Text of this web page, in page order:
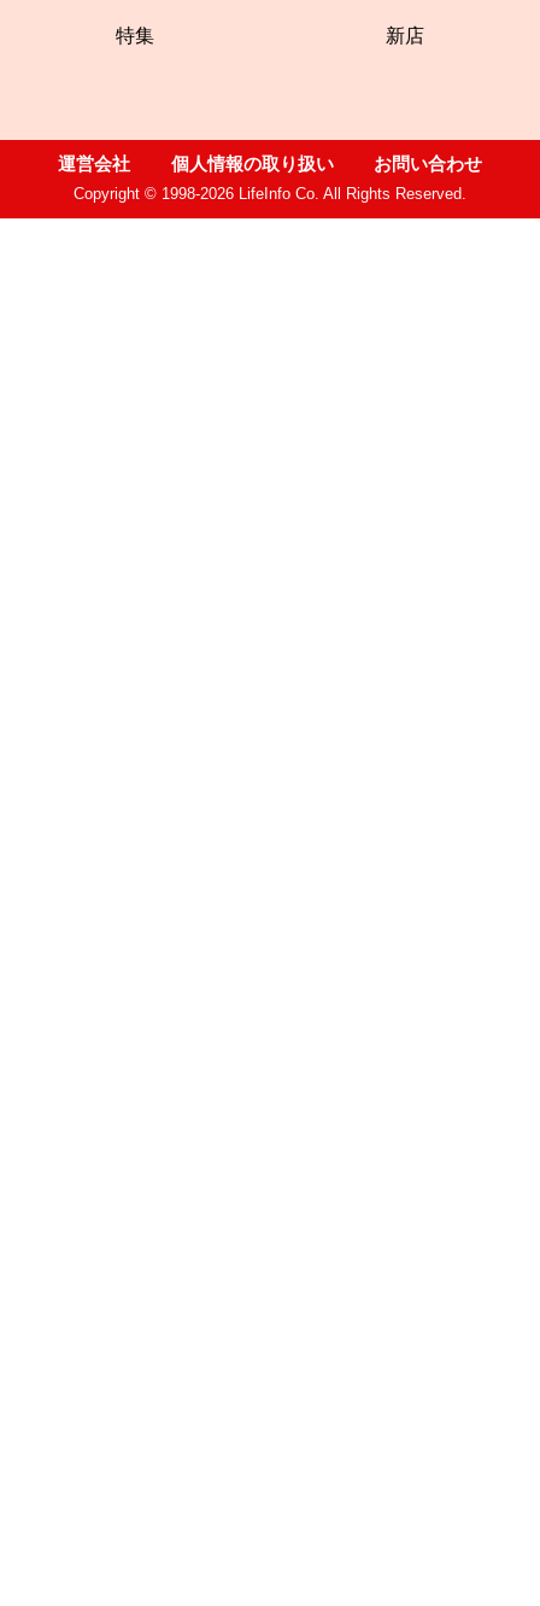
特集 新店
運営会社 個人情報の取り扱い お問い合わせ
Copyright © 1998-2026 LifeInfo Co. All Rights Reserved.